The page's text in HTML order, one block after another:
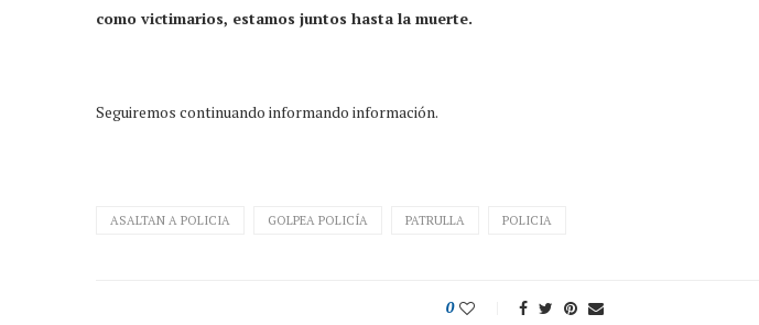
como victimarios, estamos juntos hasta la muerte.
Seguiremos continuando informando información.
ASALTAN A POLICIA GOLPEA POLICÍA PATRULLA POLICIA
0